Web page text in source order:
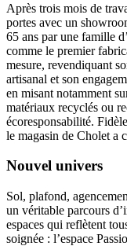
Après trois mois de
portes avec un
65 ans par une famille
comme le premier
mesure, revendiquant
artisanal et son
en misant notamment
matériaux recyclés ou
écoresponsabilité.
le magasin de Cholet a
Nouvel univers
Sol, plafond,
un véritable parcours
espaces qui reflètent
soignée : l’espace